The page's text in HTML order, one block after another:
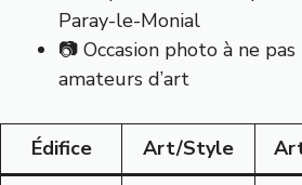
Paray-le-Monial
📷 Occasion photo à ne
amateurs d’art
Édifice Art/Style